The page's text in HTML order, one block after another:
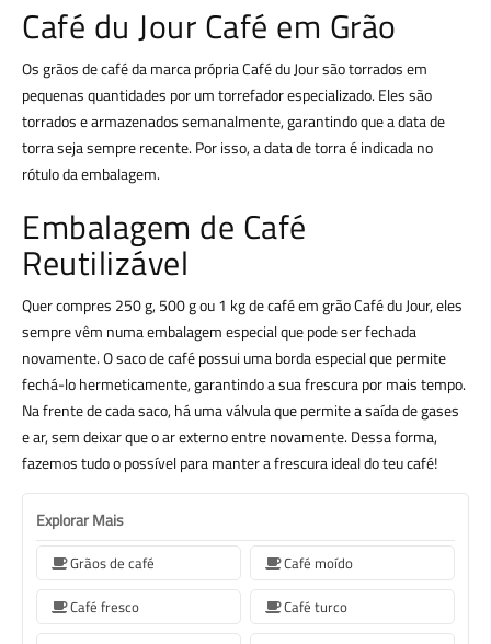
Café du Jour Café em Grão
Os grãos de café da marca própria Café du Jour são torrados em
pequenas quantidades por um torrefador especializado. Eles são
torrados e armazenados semanalmente, garantindo que a data de
torra seja sempre recente. Por isso, a data de torra é indicada no
rótulo da embalagem.
Embalagem de Café
Reutilizável
Quer compres 250 g, 500 g ou 1 kg de café em grão Café du Jour, eles
sempre vêm numa embalagem especial que pode ser fechada
novamente. O saco de café possui uma borda especial que permite
fechá-lo hermeticamente, garantindo a sua frescura por mais tempo.
Na frente de cada saco, há uma válvula que permite a saída de gases
e ar, sem deixar que o ar externo entre novamente. Dessa forma,
fazemos tudo o possível para manter a frescura ideal do teu café!
Explorar Mais
Grãos de café
Café moído
Café fresco
Café turco